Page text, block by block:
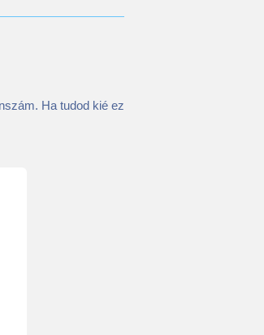
Ha tudod kié ez